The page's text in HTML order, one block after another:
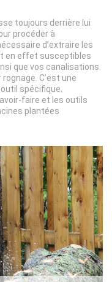
toujours derrière lui
procéder à
d’extraire les
en effet susceptibles
que vos canalisations.
C’est une
spécifique.
faire et les outils
plantées